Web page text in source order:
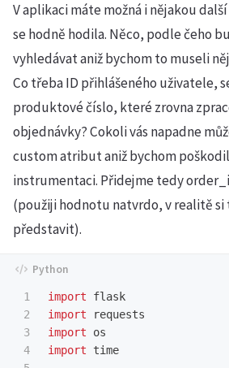
V aplikaci máte možná i nějakou
se hodně hodila. Něco, podle čeho
vyhledávat aniž bychom to museli
Co třeba ID přihlášeného uživatele,
produktové číslo, které zrovna
objednávky? Cokoli vás napadne
custom atribut aniž bychom
instrumentaci. Přidejme tedy
(použiji hodnotu natvrdo, v realitě
představit).
1
2
3
4
import
flask
import
requests
import
os
import
time